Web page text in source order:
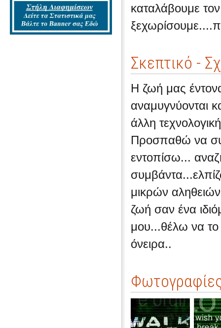
καταλάβουμε
Σκεπτικό -
Η ζωή μας
αναμυγνύονται
άλλη
Προσπαθώ να
εντοπίσω...
μικρών
ζωή σαν ένα
μου...θέλω να το
όνειρα..